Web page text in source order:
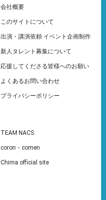
会社概要
このサイトについて
出演・講演依頼 イベント企画制作
新人タレント募集について
応援してくださる皆様へのお願い
よくあるお問い合わせ
プライバシーポリシー
TEAM NACS
coron・comen
Chima official site